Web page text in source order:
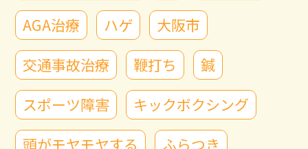
AGA治療
ハゲ
大阪市
交通事故治療
鞭打ち
鍼
スポーツ障害
キックボクシング
頭がモヤモヤする
ふらつき